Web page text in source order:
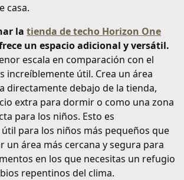
casa.
la tienda de techo Horizon One
un espacio adicional y versátil.
escala en comparación con el
increíblemente útil. Crea un área
directamente debajo de la tienda,
extra para dormir o como una zona
para los niños. Esto es
para los niños más pequeños que
un área más cercana y segura para
en los que necesitas un refugio
repentinos del clima.